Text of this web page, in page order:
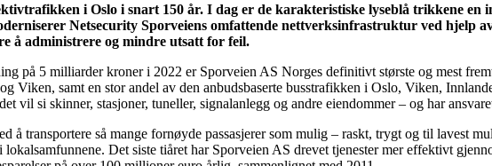
i Oslo i snart 150 år. I dag er de karakteristiske lyseblå trikkene en
Netsecurity Sporveiens omfattende nettverksinfrastruktur ved hjelp
å administrere og mindre utsatt for feil.
på 5 milliarder kroner i 2022 er Sporveien AS Norges definitivt største og mest
Viken, samt en stor andel av den anbudsbaserte busstrafikken i Oslo, Viken,
vil si skinner, stasjoner, tuneller, signalanlegg og andre eiendommer – og har
å transportere så mange fornøyde passasjerer som mulig – raskt, trygt og til lavest
Det siste tiåret har Sporveien AS drevet tjenester mer effektivt